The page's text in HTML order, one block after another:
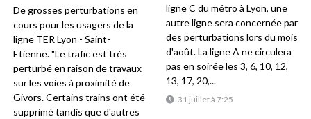
De grosses perturbations en
cours pour les usagers de la
ligne TER Lyon - Saint-
Etienne. "Le trafic est très
perturbé en raison de travaux
sur les voies à proximité de
Givors. Certains trains ont été
supprimé tandis que d'autres
31 juillet à 7:25
ligne C du métro à Lyon, une
autre ligne sera concernée par
des perturbations lors du mois
d'août. La ligne A ne circulera
pas en soirée les 3, 6, 10, 12,
13, 17, 20,...